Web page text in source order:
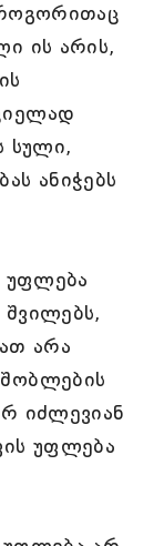
ის არის,
სული,
ანიჭებს
უფლება
არა
იძლევიან
უფლება